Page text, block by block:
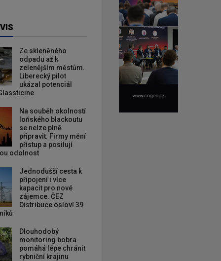
Ze skleněného
odpadu až k
zelenějším městům.
Liberecký pilot
ukázal potenciál
Na souběh okolností
loňského blackoutu
se nelze plně
připravit. Firmy mění
přístup a posilují
odolnost
Jednodušší cesta k
připojení i více
kapacit pro nové
zájemce. ČEZ
Distribuce osloví 39
Dlouhodobý
monitoring bobra
pomáhá lépe chránit
rybniční krajinu